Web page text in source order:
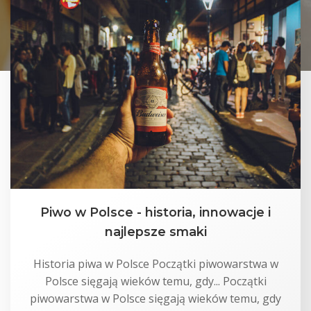
Piwo w Polsce - historia, innowacje i
najlepsze smaki
Historia piwa w Polsce Początki piwowarstwa w
Polsce sięgają wieków temu, gdy... Początki
piwowarstwa w Polsce sięgają wieków temu, gdy